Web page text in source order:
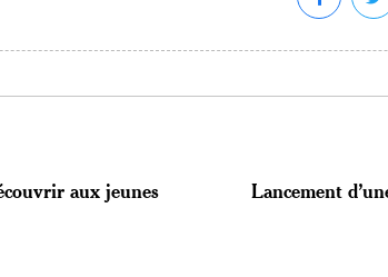
aux jeunes
Lancement